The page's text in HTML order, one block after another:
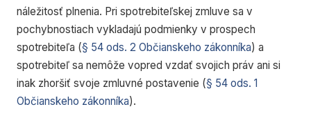
náležitosť plnenia. Pri spotrebiteľskej zmluve sa v
pochybnostiach vykladajú podmienky v prospech
spotrebiteľa (§ 54 ods. 2 Občianskeho zákonníka) a
spotrebiteľ sa nemôže vopred vzdať svojich práv ani si
inak zhoršiť svoje zmluvné postavenie (§ 54 ods. 1
Občianskeho zákonníka).